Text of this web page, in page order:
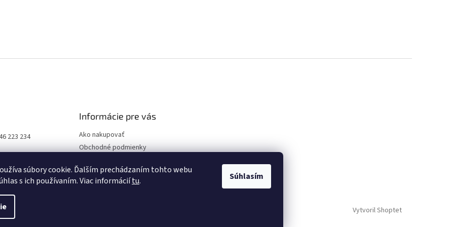
súbory cookie. Ďalším prechádzaním tohto webu
s ich používaním. Viac informáciítu. Súhlasím
223 234
Informácie pre vás
Ako nakupovať
Obchodné podmienky
údajov
Vytvoril Shoptet